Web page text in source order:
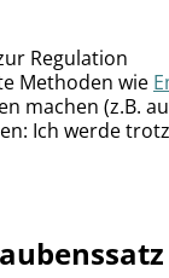
Regulation
Methoden wie
machen (z.B.
Ich werde